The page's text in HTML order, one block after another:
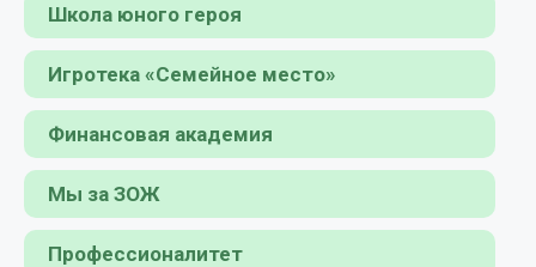
Школа юного героя
Игротека «Семейное место»
Финансовая академия
Мы за ЗОЖ
Профессионалитет